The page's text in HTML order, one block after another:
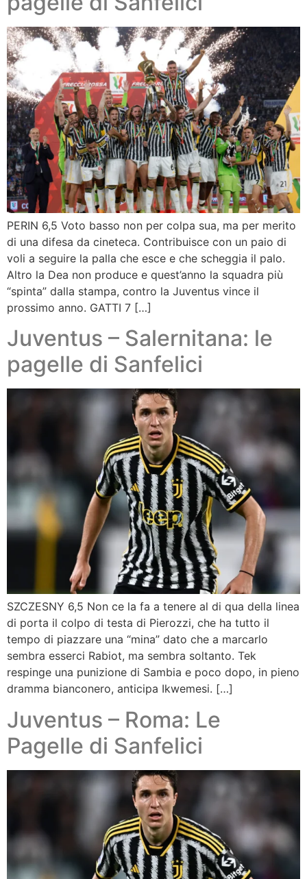
PERIN 6,5 Voto basso non per colpa sua, ma per merito
di una difesa da cineteca. Contribuisce con un paio di
voli a seguire la palla che esce e che scheggia il palo.
Altro la Dea non produce e quest’anno la squadra più
“spinta” dalla stampa, contro la Juventus vince il
prossimo anno. GATTI 7 […]
Juventus – Salernitana: le
pagelle di Sanfelici
SZCZESNY 6,5 Non ce la fa a tenere al di qua della linea
di porta il colpo di testa di Pierozzi, che ha tutto il
tempo di piazzare una “mina” dato che a marcarlo
sembra esserci Rabiot, ma sembra soltanto. Tek
respinge una punizione di Sambia e poco dopo, in pieno
dramma bianconero, anticipa Ikwemesi. […]
Juventus – Roma: Le
Pagelle di Sanfelici